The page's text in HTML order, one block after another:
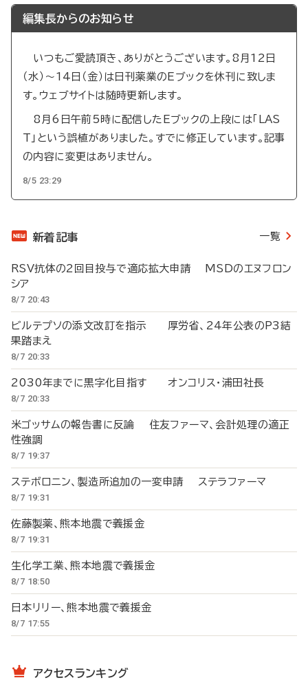
編集長からのお知らせ
いつもご愛読頂き、ありがとうございます。8月12日
（水）～14日（金）は日刊薬業のEブックを休刊に致しま
す。ウェブサイトは随時更新します。
8月6日午前5時に配信したEブックの上段には「LAS
T」という誤植がありました。すでに修正しています。記事
の内容に変更はありません。
8/5 23:29
新着記事 一覧
RSV抗体の2回目投与で適応拡大申請 MSDのエヌフロン
シア
8/7 20:43
ビルテプソの添文改訂を指示 厚労省、24年公表のP3結
果踏まえ
8/7 20:33
2030年までに黒字化目指す オンコリス・浦田社長
8/7 20:33
米ゴッサムの報告書に反論 住友ファーマ、会計処理の適正
性強調
8/7 19:37
ステボロニン、製造所追加の一変申請 ステラファーマ
8/7 19:31
佐藤製薬、熊本地震で義援金
8/7 19:31
生化学工業、熊本地震で義援金
8/7 18:50
日本リリー、熊本地震で義援金
8/7 17:55
アクセスランキング